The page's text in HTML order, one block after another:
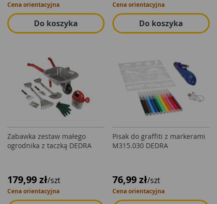
Cena orientacyjna
Do koszyka
Cena orientacyjna
Do koszyka
Zabawka zestaw małego
ogrodnika z taczką DEDRA
179,99 zł/szt
Cena orientacyjna
Pisak do graffiti z markerami
M315.030 DEDRA
76,99 zł/szt
Cena orientacyjna